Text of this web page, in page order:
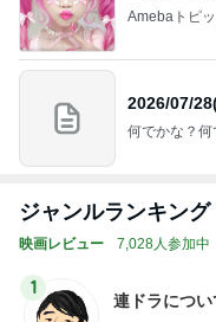
Amebaトピ
2026/07/
何でかな？何
ジャンルランキング
映画レビュー 7,028人参加中
1
連ドラにつ